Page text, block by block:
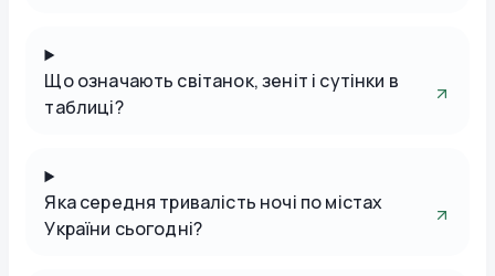
Що означають світанок, зеніт і сутінки в
таблиці?
Яка середня тривалість ночі по містах
України сьогодні?